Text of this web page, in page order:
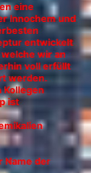
eine
Innochem und
entwickelt
wir an
voll erfüllt
werden.
Kollegen
ist
Name der